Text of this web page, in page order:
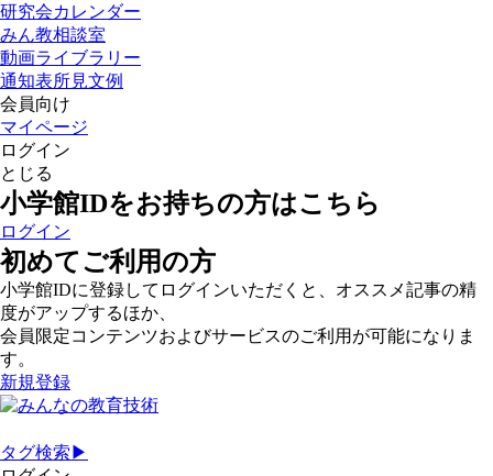
研究会カレンダー
みん教相談室
動画ライブラリー
通知表所見文例
会員向け
マイページ
ログイン
とじる
小学館IDをお持ちの方はこちら
ログイン
初めてご利用の方
小学館IDに登録してログインいただくと、オススメ記事の精
度がアップするほか、
会員限定コンテンツおよびサービスのご利用が可能になりま
す。
新規登録
タグ検索▶